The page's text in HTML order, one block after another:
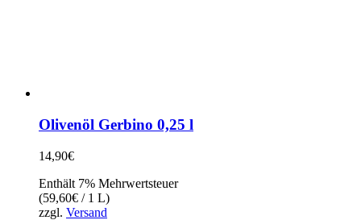
Olivenöl Gerbino 0,25 l
14,90€
Enthält 7% Mehrwertsteuer
(59,60€ / 1 L)
zzgl. Versand